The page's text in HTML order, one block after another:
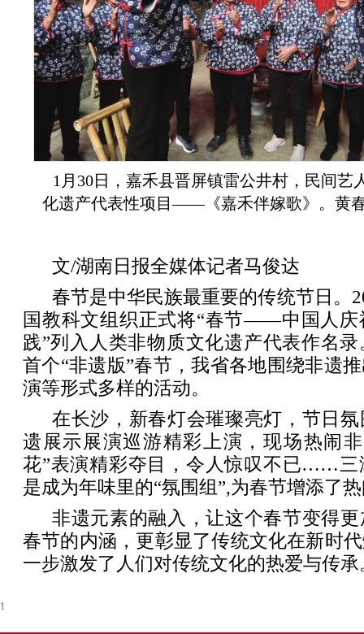
1月30日，嘉禾县晋屏镇雷公井村，民间艺
化遗产代表性项目——《嘉禾伴嫁歌》。黄
文/湖南日报全媒体记者马俊达
春节是中华民族最重要的传统节日。
国教科文组织正式将“春节——中国人庆
践”列入人类非物质文化遗产代表作名
首个“非遗版”春节，我省各地围绕非遗
演等形式多样的活动。
在长沙，新春灯会璀璨亮灯，节日
遗展示展演巡游精彩上演，现场热闹
花”表演精彩夺目，令人惊叹不已……三
是成为年味里的“氛围组”,为春节增添了
非遗元素的融入，让这个春节变得
春节的内涵，更彰显了传统文化在新时
一步激发了人们对传统文化的热爱与传承
1